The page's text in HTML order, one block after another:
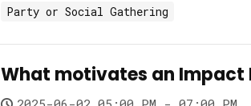
Party or Social Gathering
What motivates an Impact